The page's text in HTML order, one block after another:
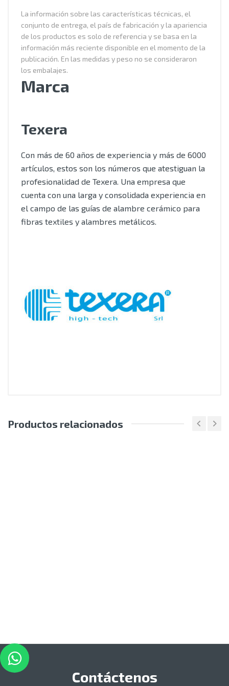
La información sobre las características técnicas, el
conjunto de entrega, el país de fabricación y la apariencia
de los productos es solo de referencia y se basa en la
información más reciente disponible en el momento de la
publicación. En las medidas y peso no se consideraron
los embalajes.
Marca
Texera
Con más de 60 años de experiencia y más de 6000
artículos, estos son los números que atestiguan la
profesionalidad de Texera. Una empresa que
cuenta con una larga y consolidada experiencia en
el campo de las guías de alambre cerámico para
fibras textiles y alambres metálicos.
Productos relacionados
Contáctenos